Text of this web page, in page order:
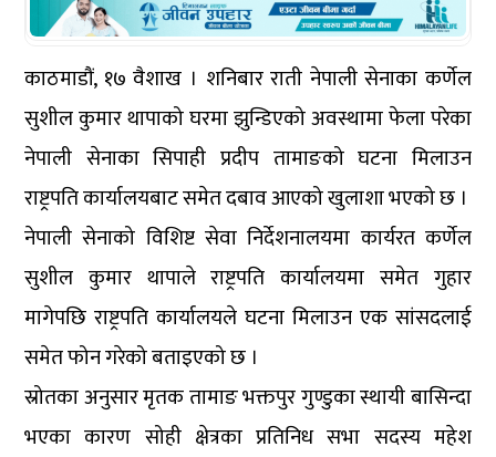
काठमाडौं, १७ वैशाख । शनिबार राती नेपाली सेनाका कर्णेल
सुशील कुमार थापाको घरमा झुन्डिएको अवस्थामा फेला परेका
नेपाली सेनाका सिपाही प्रदीप तामाङको घटना मिलाउन
राष्ट्रपति कार्यालयबाट समेत दबाव आएको खुलाशा भएको छ ।
नेपाली सेनाको विशिष्ट सेवा निर्देशनालयमा कार्यरत कर्णेल
सुशील कुमार थापाले राष्ट्रपति कार्यालयमा समेत गुहार
मागेपछि राष्ट्रपति कार्यालयले घटना मिलाउन एक सांसदलाई
समेत फोन गरेको बताइएको छ ।
स्रोतका अनुसार मृतक तामाङ भक्तपुर गुण्डुका स्थायी बासिन्दा
भएका कारण सोही क्षेत्रका प्रतिनिध सभा सदस्य महेश